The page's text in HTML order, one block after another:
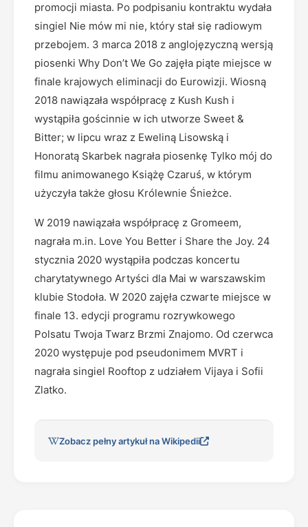
promocji miasta. Po podpisaniu kontraktu wydała
singiel Nie mów mi nie, który stał się radiowym
przebojem. 3 marca 2018 z anglojęzyczną wersją
piosenki Why Don’t We Go zajęła piąte miejsce w
finale krajowych eliminacji do Eurowizji. Wiosną
2018 nawiązała współpracę z Kush Kush i
wystąpiła gościnnie w ich utworze Sweet &
Bitter; w lipcu wraz z Eweliną Lisowską i
Honoratą Skarbek nagrała piosenkę Tylko mój do
filmu animowanego Książę Czaruś, w którym
użyczyła także głosu Królewnie Śnieżce.
W 2019 nawiązała współpracę z Gromeem,
nagrała m.in. Love You Better i Share the Joy. 24
stycznia 2020 wystąpiła podczas koncertu
charytatywnego Artyści dla Mai w warszawskim
klubie Stodoła. W 2020 zajęła czwarte miejsce w
finale 13. edycji programu rozrywkowego
Polsatu Twoja Twarz Brzmi Znajomo. Od czerwca
2020 występuje pod pseudonimem MVRT i
nagrała singiel Rooftop z udziałem Vijaya i Sofii
Zlatko.
Zobacz pełny artykuł na Wikipedii